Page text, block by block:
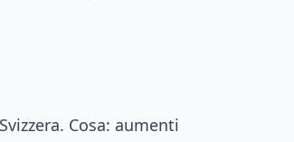
Cosa: aumenti